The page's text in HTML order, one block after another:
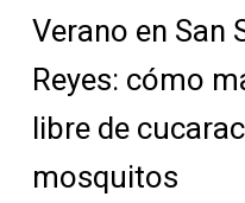
Verano en San
Reyes: cómo
libre de
mosquitos